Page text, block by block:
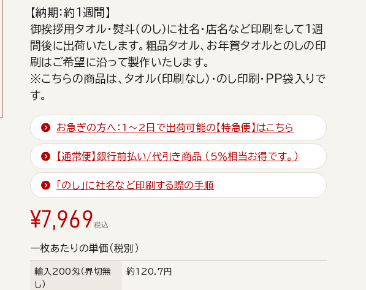
【納期：約1週間】
御挨拶用タオル・熨斗（のし）に社名・店名など印刷をして1週
間後に出荷いたします。粗品タオル、お年賀タオルとのしの印
刷はご希望に沿って製作いたします。
※こちらの商品は、タオル（印刷なし）・のし印刷・PP袋入りで
す。
お急ぎの方へ：1～2日で出荷可能の【特急便】はこちら
【通常便】銀行前払い/代引き商品 （5％相当お得です。）
「のし」に社名など印刷する際の手順
¥7,969税込
一枚あたりの単価（税別）
輸入200匁（界切無
し）
約120.7円